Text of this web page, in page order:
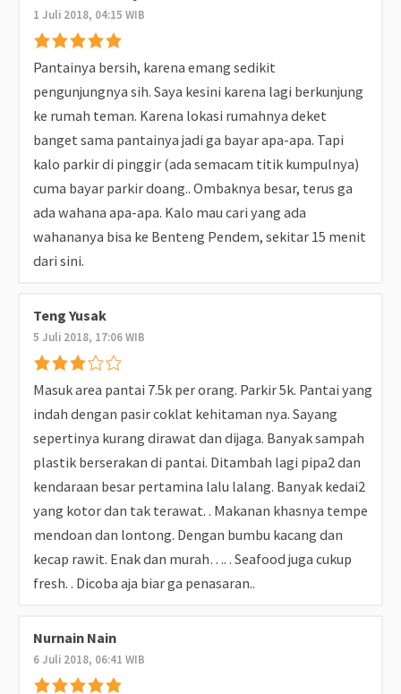
1 Juli 2018, 04:15 WIB
Pantainya bersih, karena emang sedikit
pengunjungnya sih. Saya kesini karena lagi berkunjung
ke rumah teman. Karena lokasi rumahnya deket
banget sama pantainya jadi ga bayar apa-apa. Tapi
kalo parkir di pinggir (ada semacam titik kumpulnya)
cuma bayar parkir doang.. Ombaknya besar, terus ga
ada wahana apa-apa. Kalo mau cari yang ada
wahananya bisa ke Benteng Pendem, sekitar 15 menit
dari sini.
Teng Yusak
5 Juli 2018, 17:06 WIB
Masuk area pantai 7.5k per orang. Parkir 5k. Pantai yang
indah dengan pasir coklat kehitaman nya. Sayang
sepertinya kurang dirawat dan dijaga. Banyak sampah
plastik berserakan di pantai. Ditambah lagi pipa2 dan
kendaraan besar pertamina lalu lalang. Banyak kedai2
yang kotor dan tak terawat. . Makanan khasnya tempe
mendoan dan lontong. Dengan bumbu kacang dan
kecap rawit. Enak dan murah…. . Seafood juga cukup
fresh. . Dicoba aja biar ga penasaran..
Nurnain Nain
6 Juli 2018, 06:41 WIB